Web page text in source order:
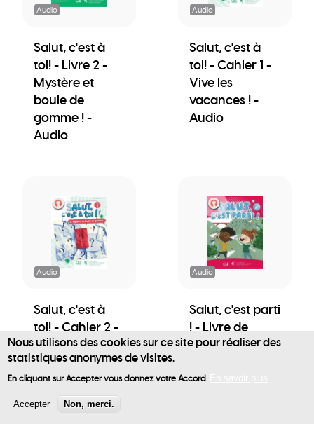
User
account
Audio
Salut, c'est à
toi! - Livre 2 -
Mystère et
boule de
gomme ! -
Audio
Audio
Salut, c'est à
toi! - Cahier 1 -
Vive les
vacances ! -
Audio
Audio
Salut, c'est à
toi! - Cahier 2 -
Mystère et
boule de
gomme ! -
Audio
Audio
Salut, c'est parti
! - Livre de
l'élève - Audio
Nous utilisons des cookies sur ce site pour réaliser des
statistiques anonymes de visites.
En cliquant sur Accepter vous donnez votre Accord.
Accepter Non, merci.